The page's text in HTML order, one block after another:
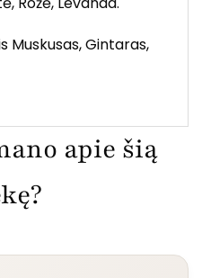
Muskusas, Gintaras,
apie šią